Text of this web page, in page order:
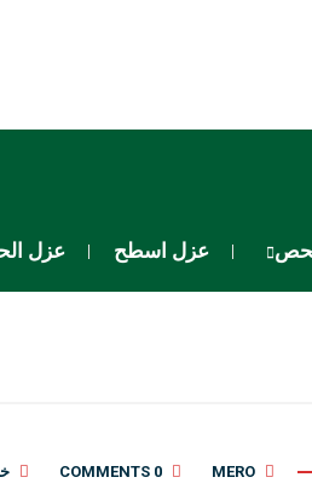
عزل اسطح عزل
MERO
0 COMMENTS